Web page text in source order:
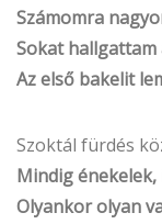
Számomra
Sokat hallgattam
Az első bakelit
Szoktál fürdés
Mindig
Olyankor olyan